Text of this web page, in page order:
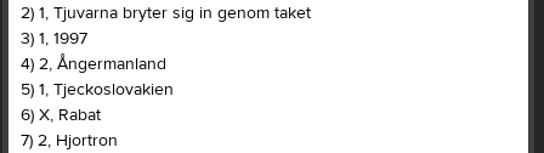
2) 1, Tjuvarna bryter sig in genom taket
3) 1, 1997
4) 2, Ångermanland
5) 1, Tjeckoslovakien
6) X, Rabat
7) 2, Hjortron